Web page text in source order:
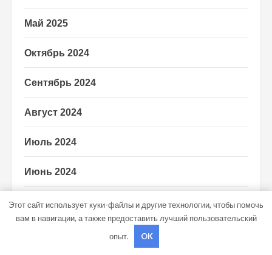
Май 2025
Октябрь 2024
Сентябрь 2024
Август 2024
Июль 2024
Июнь 2024
Май 2024
Этот сайт использует куки-файлы и другие технологии, чтобы помочь
вам в навигации, а также предоставить лучший пользовательский
опыт.
OK